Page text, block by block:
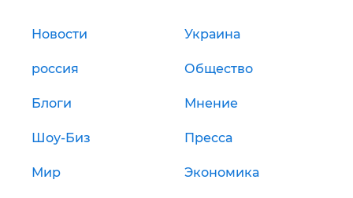
Новости Украина
россия Общество
Блоги Мнение
Шоу-Биз Пресса
Мир Экономика